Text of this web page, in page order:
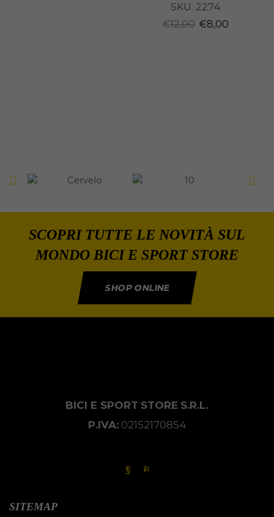
SKU: 2274
€12,00 €8,00
SCOPRI TUTTE LE NOVITÀ SUL
MONDO BICI E SPORT STORE
SHOP ONLINE
BICI E SPORT STORE S.R.L.
P.IVA:02152170854
SITEMAP